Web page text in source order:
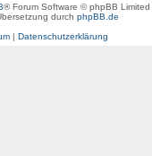
® Forum Software © phpBB Limited
durch phpBB.de
| Datenschutzerklärung